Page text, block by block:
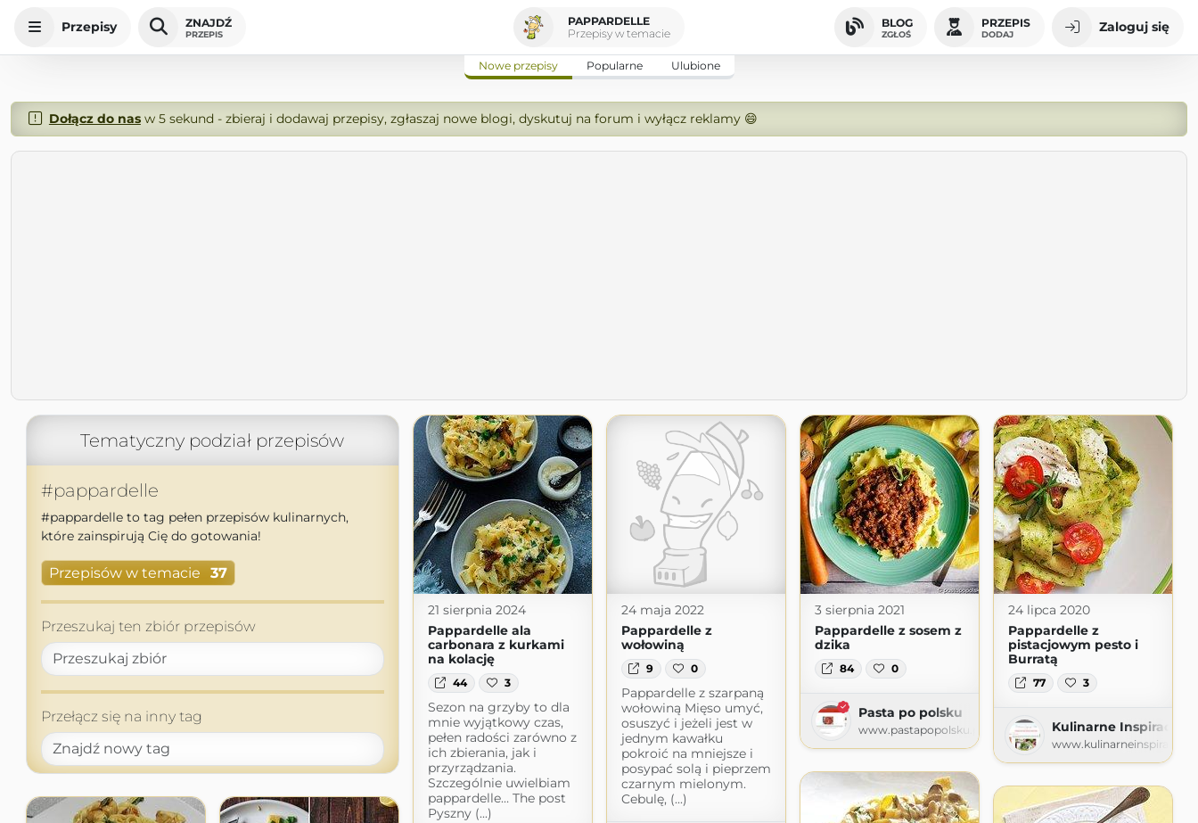
Przepisy ZNAJDŹ
PRZEPIS
PAPPARDELLE
Przepisy w temacie
BLOG
ZGŁOŚ
PRZEPIS
DODAJ Zaloguj się
Nowe przepisy Popularne Ulubione
Dołącz do nasw 5 sekund - zbieraj i dodawaj przepisy, zgłaszaj nowe blogi, dyskutuj na forum i wyłącz reklamy 😄
Tematyczny podział przepisów
#pappardelle
#pappardelle to tag pełen przepisów kulinarnych,
które zainspirują Cię do gotowania!
Przepisów w temacie 37
Przeszukaj ten zbiór przepisów
Przełącz się na inny tag
21 sierpnia 2024
Pappardelle ala
carbonara z kurkami
na kolację
44 3
Sezon na grzyby to dla
mnie wyjątkowy czas,
pełen radości zarówno z
ich zbierania, jak i
przyrządzania.
Szczególnie uwielbiam
pappardelle… The post
Pyszny (...)
24 maja 2022
Pappardelle z
wołowiną
9 0
Pappardelle z szarpaną
wołowiną Mięso umyć,
osuszyć i jeżeli jest w
jednym kawałku
pokroić na mniejsze i
posypać solą i pieprzem
czarnym mielonym.
Cebulę, (...)
3 sierpnia 2021
Pappardelle z sosem z
dzika
84 0
Pasta po polsku
www.pastapopolsku.pl
24 lipca 2020
Pappardelle z
pistacjowym pesto i
Burratą
77 3
Kulinarne Inspiracje